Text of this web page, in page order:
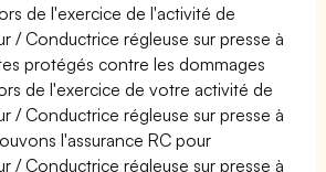
de l'exercice de l'activité de
/ Conductrice régleuse sur presse à
protégés contre les dommages
de l'exercice de votre activité de
/ Conductrice régleuse sur presse à
l'assurance RC pour
/ Conductrice régleuse sur presse à